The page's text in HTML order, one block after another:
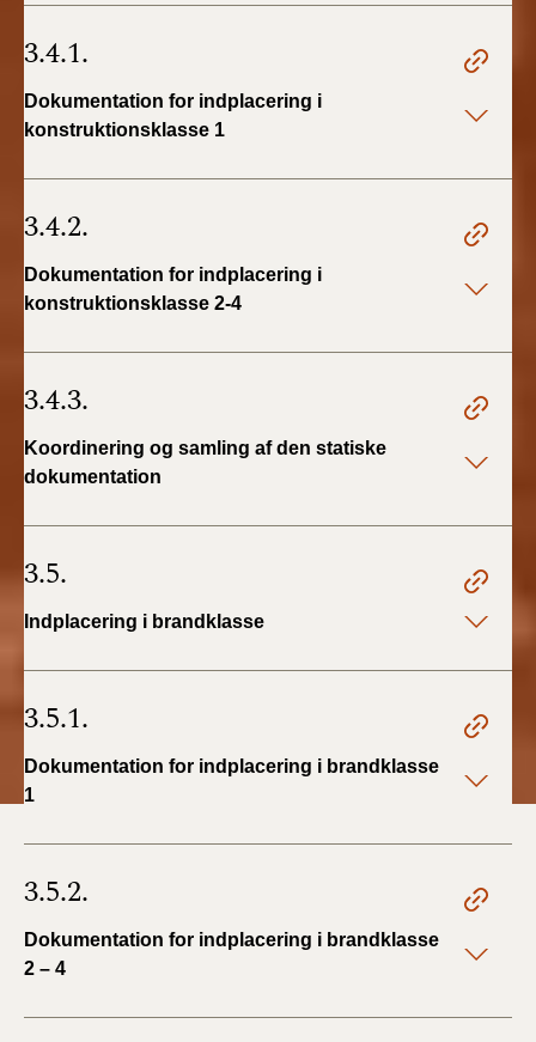
3.4.1.
Dokumentation for indplacering i
konstruktionsklasse 1
3.4.2.
Dokumentation for indplacering i
konstruktionsklasse 2-4
3.4.3.
Koordinering og samling af den statiske
dokumentation
3.5.
Indplacering i brandklasse
3.5.1.
Dokumentation for indplacering i brandklasse
1
3.5.2.
Dokumentation for indplacering i brandklasse
2 – 4